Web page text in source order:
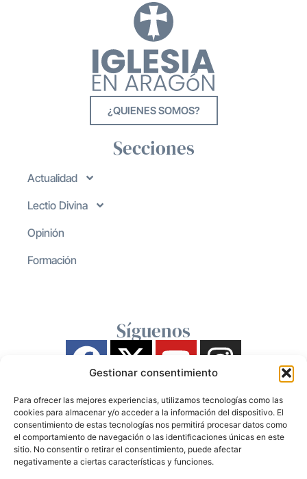
Gestionar consentimiento
Para ofrecer las mejores experiencias, utilizamos tecnologías como las
cookies para almacenar y/o acceder a la información del dispositivo. El
consentimiento de estas tecnologías nos permitirá procesar datos como
el comportamiento de navegación o las identificaciones únicas en este
sitio. No consentir o retirar el consentimiento, puede afectar
negativamente a ciertas características y funciones.
¿QUIENES SOMOS?
Secciones
Actualidad
Lectio Divina
Opinión
Formación
Síguenos